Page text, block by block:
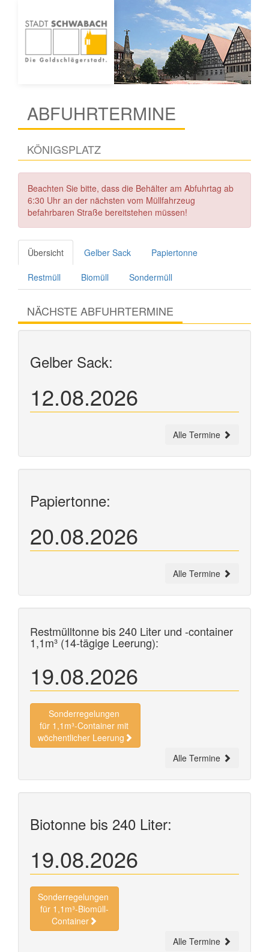
ABFUHRTERMINE
KÖNIGSPLATZ
Beachten Sie bitte, dass die Behälter am Abfuhrtag ab
6:30 Uhr an der nächsten vom Müllfahrzeug
befahrbaren Straße bereitstehen müssen!
Übersicht Gelber Sack Papiertonne
Restmüll Biomüll Sondermüll
NÄCHSTE ABFUHRTERMINE
Gelber Sack:
12.08.2026
Alle Termine
Papiertonne:
20.08.2026
Alle Termine
Restmülltonne bis 240 Liter und -container
1,1m³ (14-tägige Leerung):
19.08.2026
Sonderregelungen
für 1,1m³-Container mit
wöchentlicher Leerung
Alle Termine
Biotonne bis 240 Liter:
19.08.2026
Sonderregelungen
für 1,1m³-Biomüll-
Container
Alle Termine